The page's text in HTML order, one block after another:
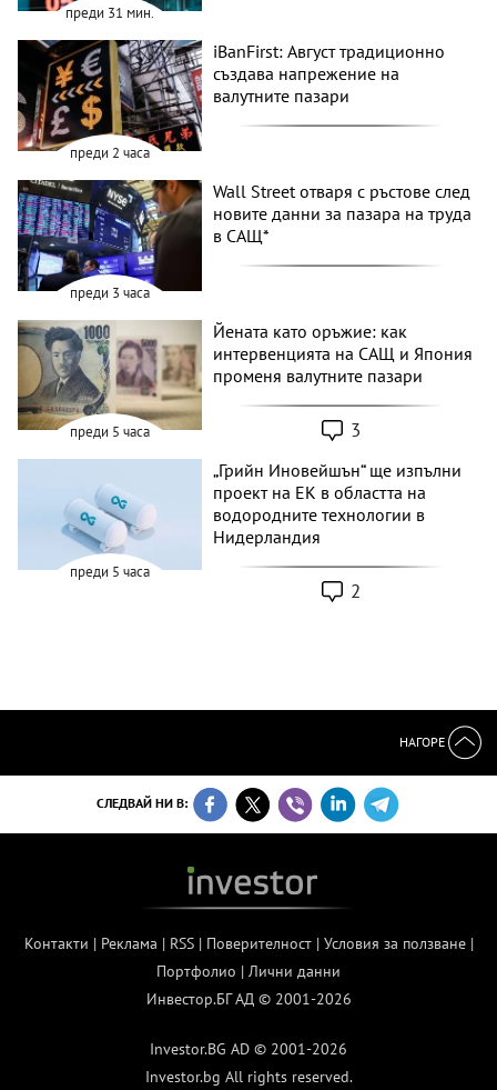
преди 31 мин.
преди 2 часа
iBanFirst: Август традиционно
създава напрежение на
валутните пазари
преди 3 часа
Wall Street отваря с ръстове след
новите данни за пазара на труда
в САЩ*
преди 5 часа
Йената като оръжие: как
интервенцията на САЩ и Япония
променя валутните пазари
3
преди 5 часа
„Грийн Иновейшън“ ще изпълни
проект на ЕК в областта на
водородните технологии в
Нидерландия
2
НАГОРЕ
СЛЕДВАЙ НИ В:
Контакти | Реклама | RSS| Поверителност| Условия за ползване|
Портфолио | Лични данни
Инвестор.БГ АД © 2001-2026
Investor.BG AD © 2001-2026
Investor.bg All rights reserved.